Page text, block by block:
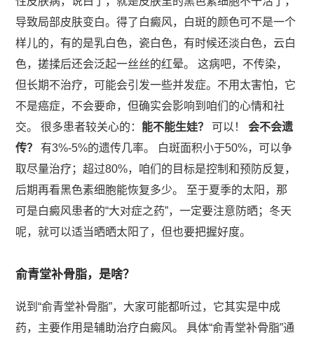
导致局部皮肤变白。得了白癜风，白斑的颜色可不是一个
样儿的，有的是乳白色，瓷白色，有时候还淡白色，云白
色，搓揉后还会泛起一丝丝的红晕。 这病吧，不传染，
但长期不治疗，可能会引发一些并发症。不用太害怕，它
不是癌症，不会要命，但确实会影响到咱们的心情和社
交。 很多患者较关心的： 能不能生娃？ 可以！会不会遗
传？
有3%-5%的遗传几率。 白斑面积小于50%，可以争
取尽量治疗；超过80%，咱们的目标是控制和预防反复，
后期再看黑色素细胞能恢复多少。 至于夏季的太阳，那
可是白癜风患者的“大对症之药”，一定要注意防晒；冬天
呢，就可以适当晒晒太阳了，但也要把握好度。
俞青堂补骨脂，是啥？
说到“俞青堂补骨脂”，大家可能都听过，它其实是中成
药，主要作用是辅助治疗白癜风。 具体“俞青堂补骨脂”通